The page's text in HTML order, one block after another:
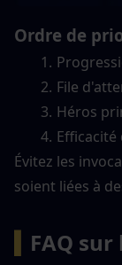
Ordre de
File
Héros
Efficacité
Évitez les
soient liées à
FAQ